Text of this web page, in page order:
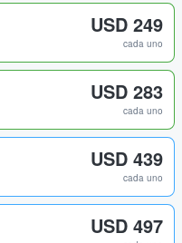
USD 249
cada uno
USD 283
cada uno
USD 439
cada uno
USD 497